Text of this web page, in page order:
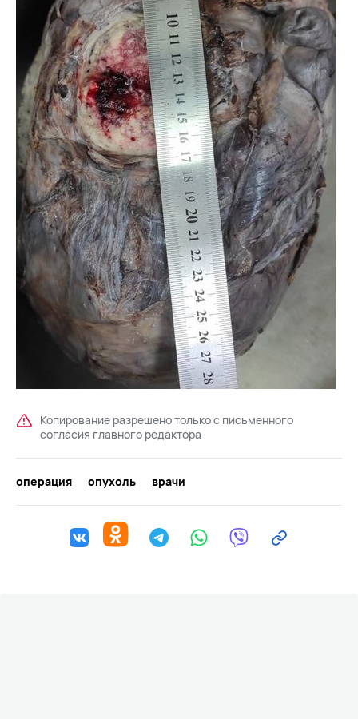
Копирование разрешено только с письменного
согласия главного редактора
операция опухоль врачи